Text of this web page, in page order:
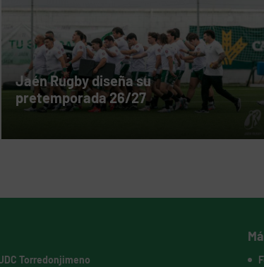
Jaén Rugby diseña su
pretemporada 26/27
Torredonjimeno